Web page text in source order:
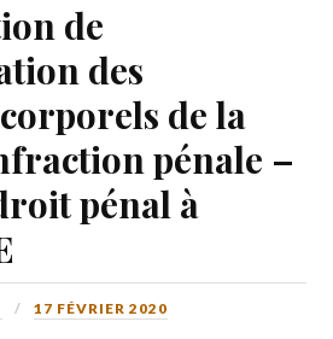
de
des
de la
pénale –
pénal à
17 FÉVRIER 2020